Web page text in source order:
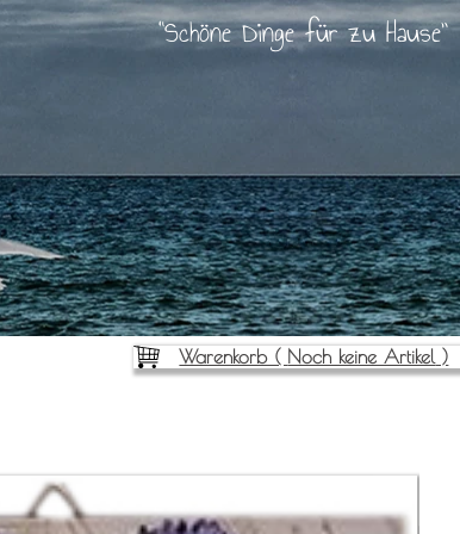
Schöne Dinge für zu Hause
Warenkorb ( Noch keine Artikel )